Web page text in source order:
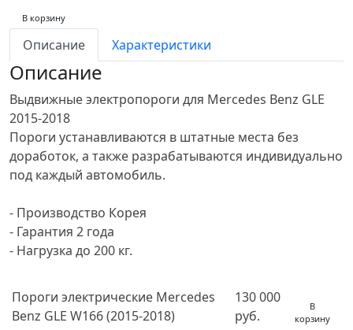
В корзину
Описание Характеристики
Описание
Выдвижные электропороги для Mercedes Benz GLE
2015-2018
Пороги устанавливаются в штатные места без
доработок, а также разрабатываются индивидуально
под каждый автомобиль.
- Производство Корея
- Гарантия 2 года
- Нагрузка до 200 кг.
Пороги электрические Mercedes
Benz GLE W166 (2015-2018)
130 000
руб.
В
корзину